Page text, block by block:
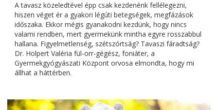
A tavasz közeledtével épp csak kezdenénk fellélegezni,
hiszen véget ér a gyakori légúti betegségek, megfázások
időszaka. Ekkor mégis gyanakodni kezdünk, hogy nincs
valami rendben, mert gyermekünk mintha egyre rosszabbul
hallana. Figyelmetlenség, szétszórtság? Tavaszi fáradtság?
Dr. Holpert Valéria fül-orr-gégész, foniáter, a
Gyermekgyógyászati Központ orvosa elmondta, hogy mi
állhat a háttérben.